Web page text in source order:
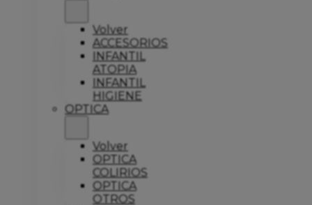
Volver
ACCESORIOS
INFANTIL
ATOPIA
INFANTIL
HIGIENE
OPTICA
Volver
OPTICA
COLIRIOS
OPTICA
OTROS